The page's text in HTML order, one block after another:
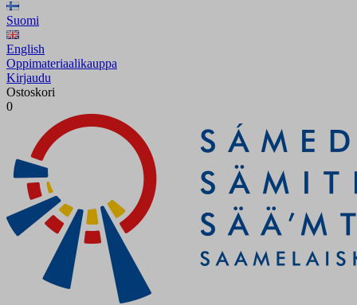
Suomi
English
Oppimateriaalikauppa
Kirjaudu
Ostoskori
0